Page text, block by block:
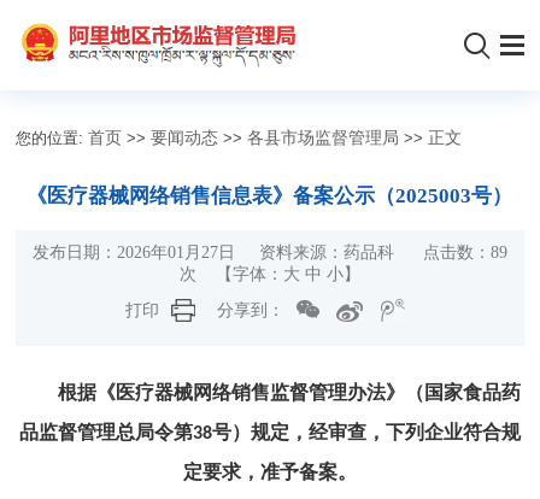
您的位置:首页 >>要闻动态 >>各县市场监督管理局 >> 正文
《医疗器械网络销售信息表》备案公示（2025003号）
发布日期：2026年01月27日 资料来源：药品科 点击数： 89
次
【字体： 大 中 小】
打印
分享到：
根据《医疗器械网络销售监督管理办法》（国家食品药
品监督管理总局令第38号）规定，经审查，下列企业符合规
定要求，准予备案。